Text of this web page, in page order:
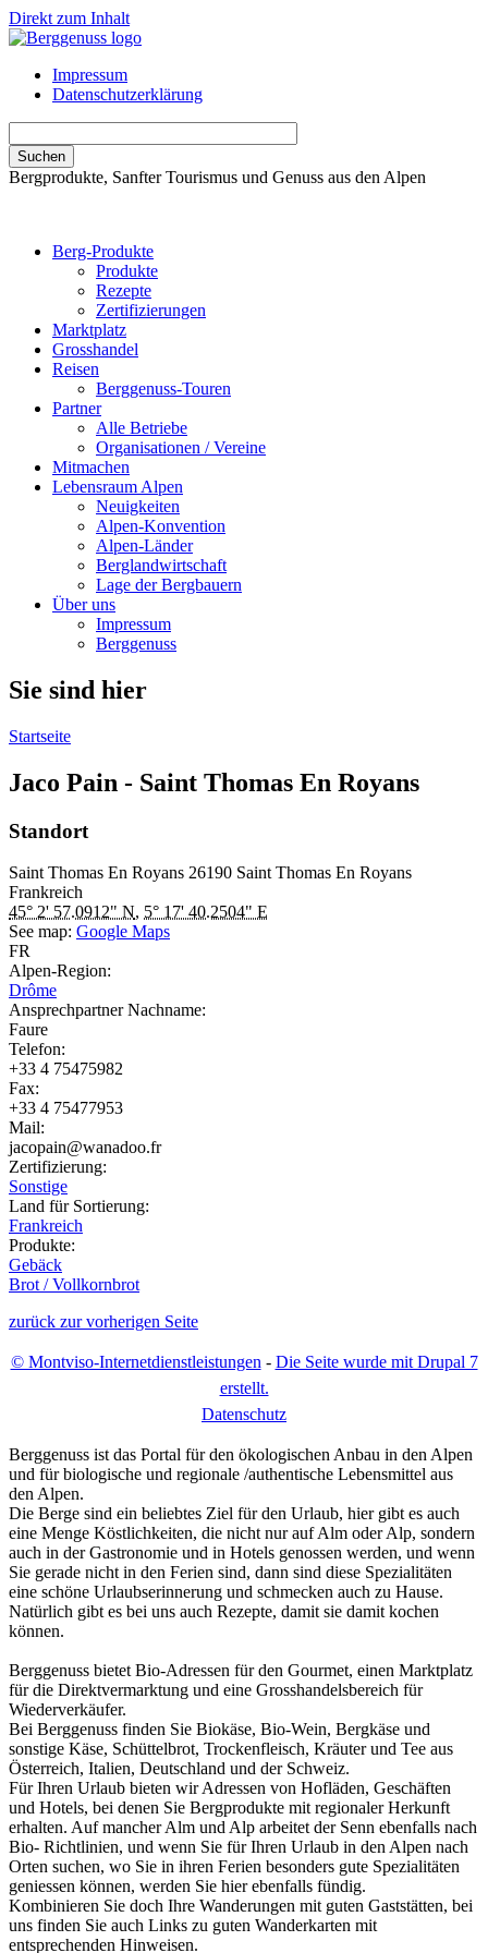
Direkt zum Inhalt
Impressum
Datenschutzerklärung
Bergprodukte, Sanfter Tourismus und Genuss aus den Alpen
Berg-Produkte
Produkte
Rezepte
Zertifizierungen
Marktplatz
Grosshandel
Reisen
Berggenuss-Touren
Partner
Alle Betriebe
Organisationen / Vereine
Mitmachen
Lebensraum Alpen
Neuigkeiten
Alpen-Konvention
Alpen-Länder
Berglandwirtschaft
Lage der Bergbauern
Über uns
Impressum
Berggenuss
Sie sind hier
Startseite
Jaco Pain - Saint Thomas En Royans
Standort
Saint Thomas En Royans 26190 Saint Thomas En Royans
Frankreich
45° 2' 57.0912" N, 5° 17' 40.2504" E
See map: Google Maps
FR
Alpen-Region:
Drôme
Ansprechpartner Nachname:
Faure
Telefon:
+33 4 75475982
Fax:
+33 4 75477953
Mail:
jacopain@wanadoo.fr
Zertifizierung:
Sonstige
Land für Sortierung:
Frankreich
Produkte:
Gebäck
Brot / Vollkornbrot
zurück zur vorherigen Seite
© Montviso-Internetdienstleistungen - Die Seite wurde mit Drupal 7
erstellt.
Datenschutz
Berggenuss ist das Portal für den ökologischen Anbau in den Alpen
und für biologische und regionale /authentische Lebensmittel aus
den Alpen.
Die Berge sind ein beliebtes Ziel für den Urlaub, hier gibt es auch
eine Menge Köstlichkeiten, die nicht nur auf Alm oder Alp, sondern
auch in der Gastronomie und in Hotels genossen werden, und wenn
Sie gerade nicht in den Ferien sind, dann sind diese Spezialitäten
eine schöne Urlaubserinnerung und schmecken auch zu Hause.
Natürlich gibt es bei uns auch Rezepte, damit sie damit kochen
können.
Berggenuss bietet Bio-Adressen für den Gourmet, einen Marktplatz
für die Direktvermarktung und eine Grosshandelsbereich für
Wiederverkäufer.
Bei Berggenuss finden Sie Biokäse, Bio-Wein, Bergkäse und
sonstige Käse, Schüttelbrot, Trockenfleisch, Kräuter und Tee aus
Österreich, Italien, Deutschland und der Schweiz.
Für Ihren Urlaub bieten wir Adressen von Hofläden, Geschäften
und Hotels, bei denen Sie Bergprodukte mit regionaler Herkunft
erhalten. Auf mancher Alm und Alp arbeitet der Senn ebenfalls nach
Bio- Richtlinien, und wenn Sie für Ihren Urlaub in den Alpen nach
Orten suchen, wo Sie in ihren Ferien besonders gute Spezialitäten
geniessen können, werden Sie hier ebenfalls fündig.
Kombinieren Sie doch Ihre Wanderungen mit guten Gaststätten, bei
uns finden Sie auch Links zu guten Wanderkarten mit
entsprechenden Hinweisen.